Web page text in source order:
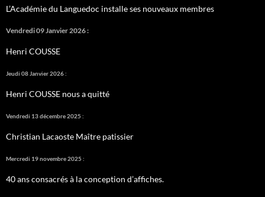
L’Académie du Languedoc installe ses nouveaux membres
Vendredi 09 Janvier 2026 :
Henri COUSSE
Jeudi 08 Janvier 2026 :
Henri COUSSE nous a quitté
Vendredi 13 décembre 2025 :
Christian Lacaoste Maître patissier
Mercredi 19 novembre 2025 :
40 ans consacrés à la conception d’affiches.